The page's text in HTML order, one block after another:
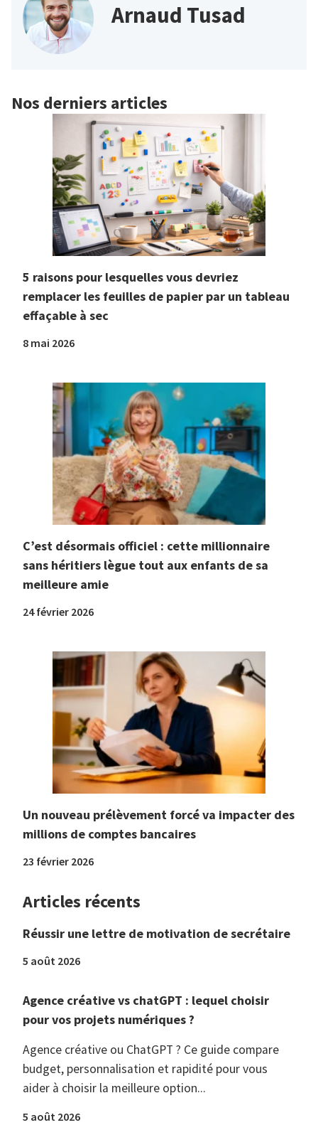
Arnaud Tusad
Nos derniers articles
5 raisons pour lesquelles vous devriez
remplacer les feuilles de papier par un tableau
effaçable à sec
8 mai 2026
C’est désormais officiel : cette millionnaire
sans héritiers lègue tout aux enfants de sa
meilleure amie
24 février 2026
Un nouveau prélèvement forcé va impacter des
millions de comptes bancaires
23 février 2026
Articles récents
Réussir une lettre de motivation de secrétaire
5 août 2026
Agence créative vs chatGPT : lequel choisir
pour vos projets numériques ?
Agence créative ou ChatGPT ? Ce guide compare
budget, personnalisation et rapidité pour vous
aider à choisir la meilleure option...
5 août 2026